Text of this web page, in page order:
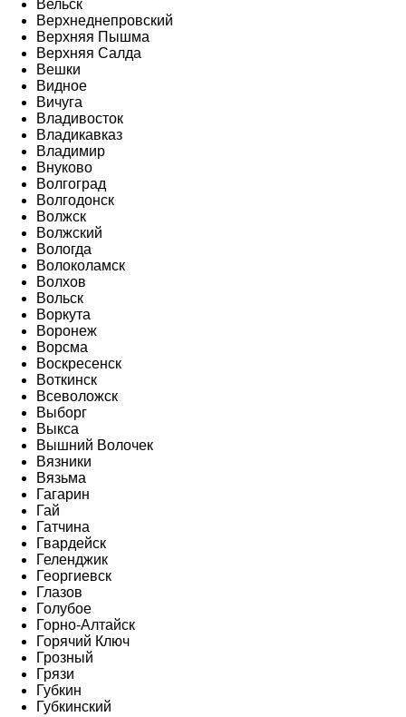
Вельск
Верхнеднепровский
Верхняя Пышма
Верхняя Салда
Вешки
Видное
Вичуга
Владивосток
Владикавказ
Владимир
Внуково
Волгоград
Волгодонск
Волжск
Волжский
Вологда
Волоколамск
Волхов
Вольск
Воркута
Воронеж
Ворсма
Воскресенск
Воткинск
Всеволожск
Выборг
Выкса
Вышний Волочек
Вязники
Вязьма
Гагарин
Гай
Гатчина
Гвардейск
Геленджик
Георгиевск
Глазов
Голубое
Горно-Алтайск
Горячий Ключ
Грозный
Грязи
Губкин
Губкинский